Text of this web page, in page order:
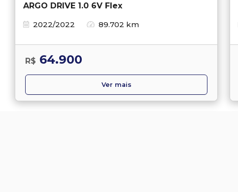
ARGO DRIVE 1.0 6V Flex
2022/2022
89.702 km
R$ 64.900
Ver mais